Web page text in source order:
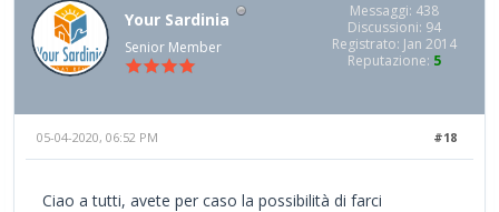
Your Sardinia
Senior Member
Messaggi: 438
Discussioni: 94
Registrato: Jan 2014
Reputazione: 5
#18
05-04-2020, 06:52 PM
Ciao a tutti, avete per caso la possibilità di farci